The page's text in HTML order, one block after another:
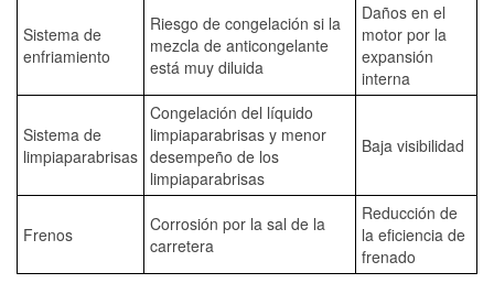
Sistema de
enfriamiento
Riesgo de congelación si la
mezcla de anticongelante
está muy diluida
Daños en el
motor por la
expansión
interna
Sistema de
limpiaparabrisas
Congelación del líquido
limpiaparabrisas y menor
desempeño de los
limpiaparabrisas
Baja visibilidad
Frenos
Corrosión por la sal de la
carretera
Reducción de
la eficiencia de
frenado